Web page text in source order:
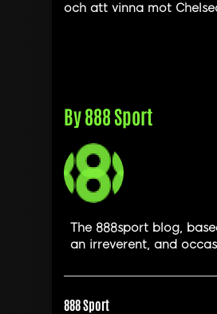
och att vinna mot
By888 Sport
The 888sport blog,
an irreverent, and
888 Sport